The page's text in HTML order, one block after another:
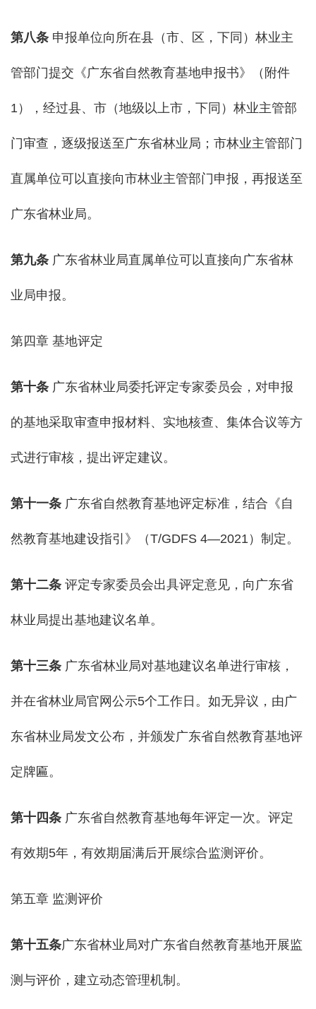
第八条 申报单位向所在县（市、区，下同）林业主
管部门提交《广东省自然教育基地申报书》（附件
1），经过县、市（地级以上市，下同）林业主管部
门审查，逐级报送至广东省林业局；市林业主管部门
直属单位可以直接向市林业主管部门申报，再报送至
广东省林业局。
第九条 广东省林业局直属单位可以直接向广东省林
业局申报。
第四章 基地评定
第十条 广东省林业局委托评定专家委员会，对申报
的基地采取审查申报材料、实地核查、集体合议等方
式进行审核，提出评定建议。
第十一条 广东省自然教育基地评定标准，结合《自
然教育基地建设指引》（T/GDFS 4—2021）制定。
第十二条 评定专家委员会出具评定意见，向广东省
林业局提出基地建议名单。
第十三条 广东省林业局对基地建议名单进行审核，
并在省林业局官网公示5个工作日。如无异议，由广
东省林业局发文公布，并颁发广东省自然教育基地评
定牌匾。
第十四条 广东省自然教育基地每年评定一次。评定
有效期5年，有效期届满后开展综合监测评价。
第五章 监测评价
第十五条广东省林业局对广东省自然教育基地开展监
测与评价，建立动态管理机制。